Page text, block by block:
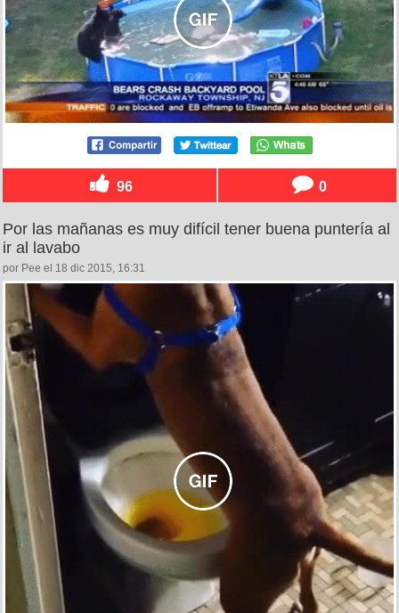
96 0
Por las mañanas es muy difícil tener buena puntería al
ir al lavabo
por Pee el 18 dic 2015, 16:31